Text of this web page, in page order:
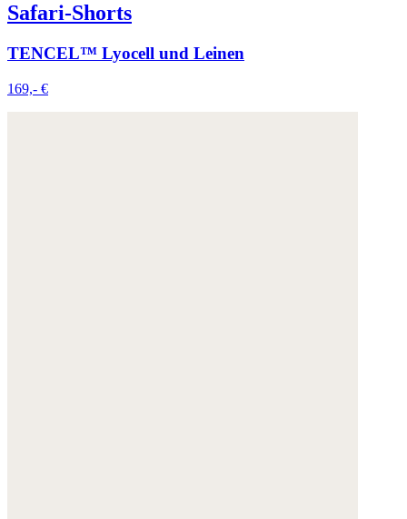
Safari-Shorts
TENCEL™ Lyocell und Leinen
169,- €